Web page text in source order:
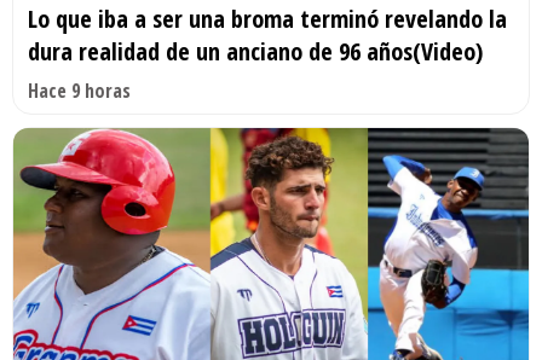
Lo que iba a ser una broma terminó revelando la
dura realidad de un anciano de 96 años(Video)
Hace 9 horas